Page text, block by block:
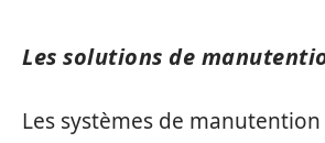
Les solutions de
Les systèmes de